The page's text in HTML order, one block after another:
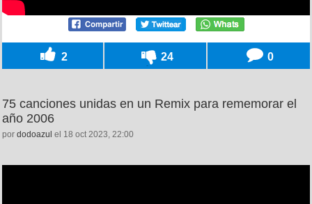
2 24 0
75 canciones unidas en un Remix para rememorar el
año 2006
por dodoazul el 18 oct 2023, 22:00